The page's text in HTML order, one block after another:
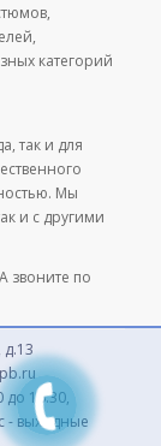
категорий
так и для
Мы
и с другими
звоните по
д.13
до 16.30,
- выходные